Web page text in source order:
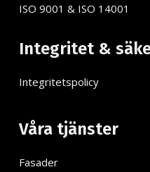
ISO 9001 & ISO 14001
Integritet &
Integritetspolicy
Våra tjänster
Fasader